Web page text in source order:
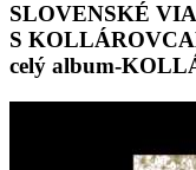
SLOVENSKÉ
S
celý album-